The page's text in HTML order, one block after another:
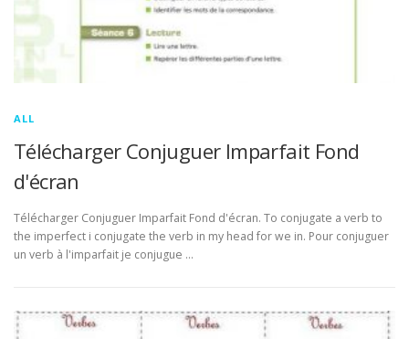
ALL
Télécharger Conjuguer Imparfait Fond
d'écran
Télécharger Conjuguer Imparfait Fond d'écran. To conjugate a verb to
the imperfect i conjugate the verb in my head for we in. Pour conjuguer
un verb à l'imparfait je conjugue …